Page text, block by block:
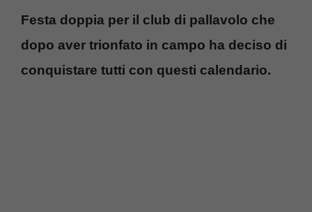
Festa doppia per il club di pallavolo che
dopo aver trionfato in campo ha deciso di
conquistare tutti con questi calendario.